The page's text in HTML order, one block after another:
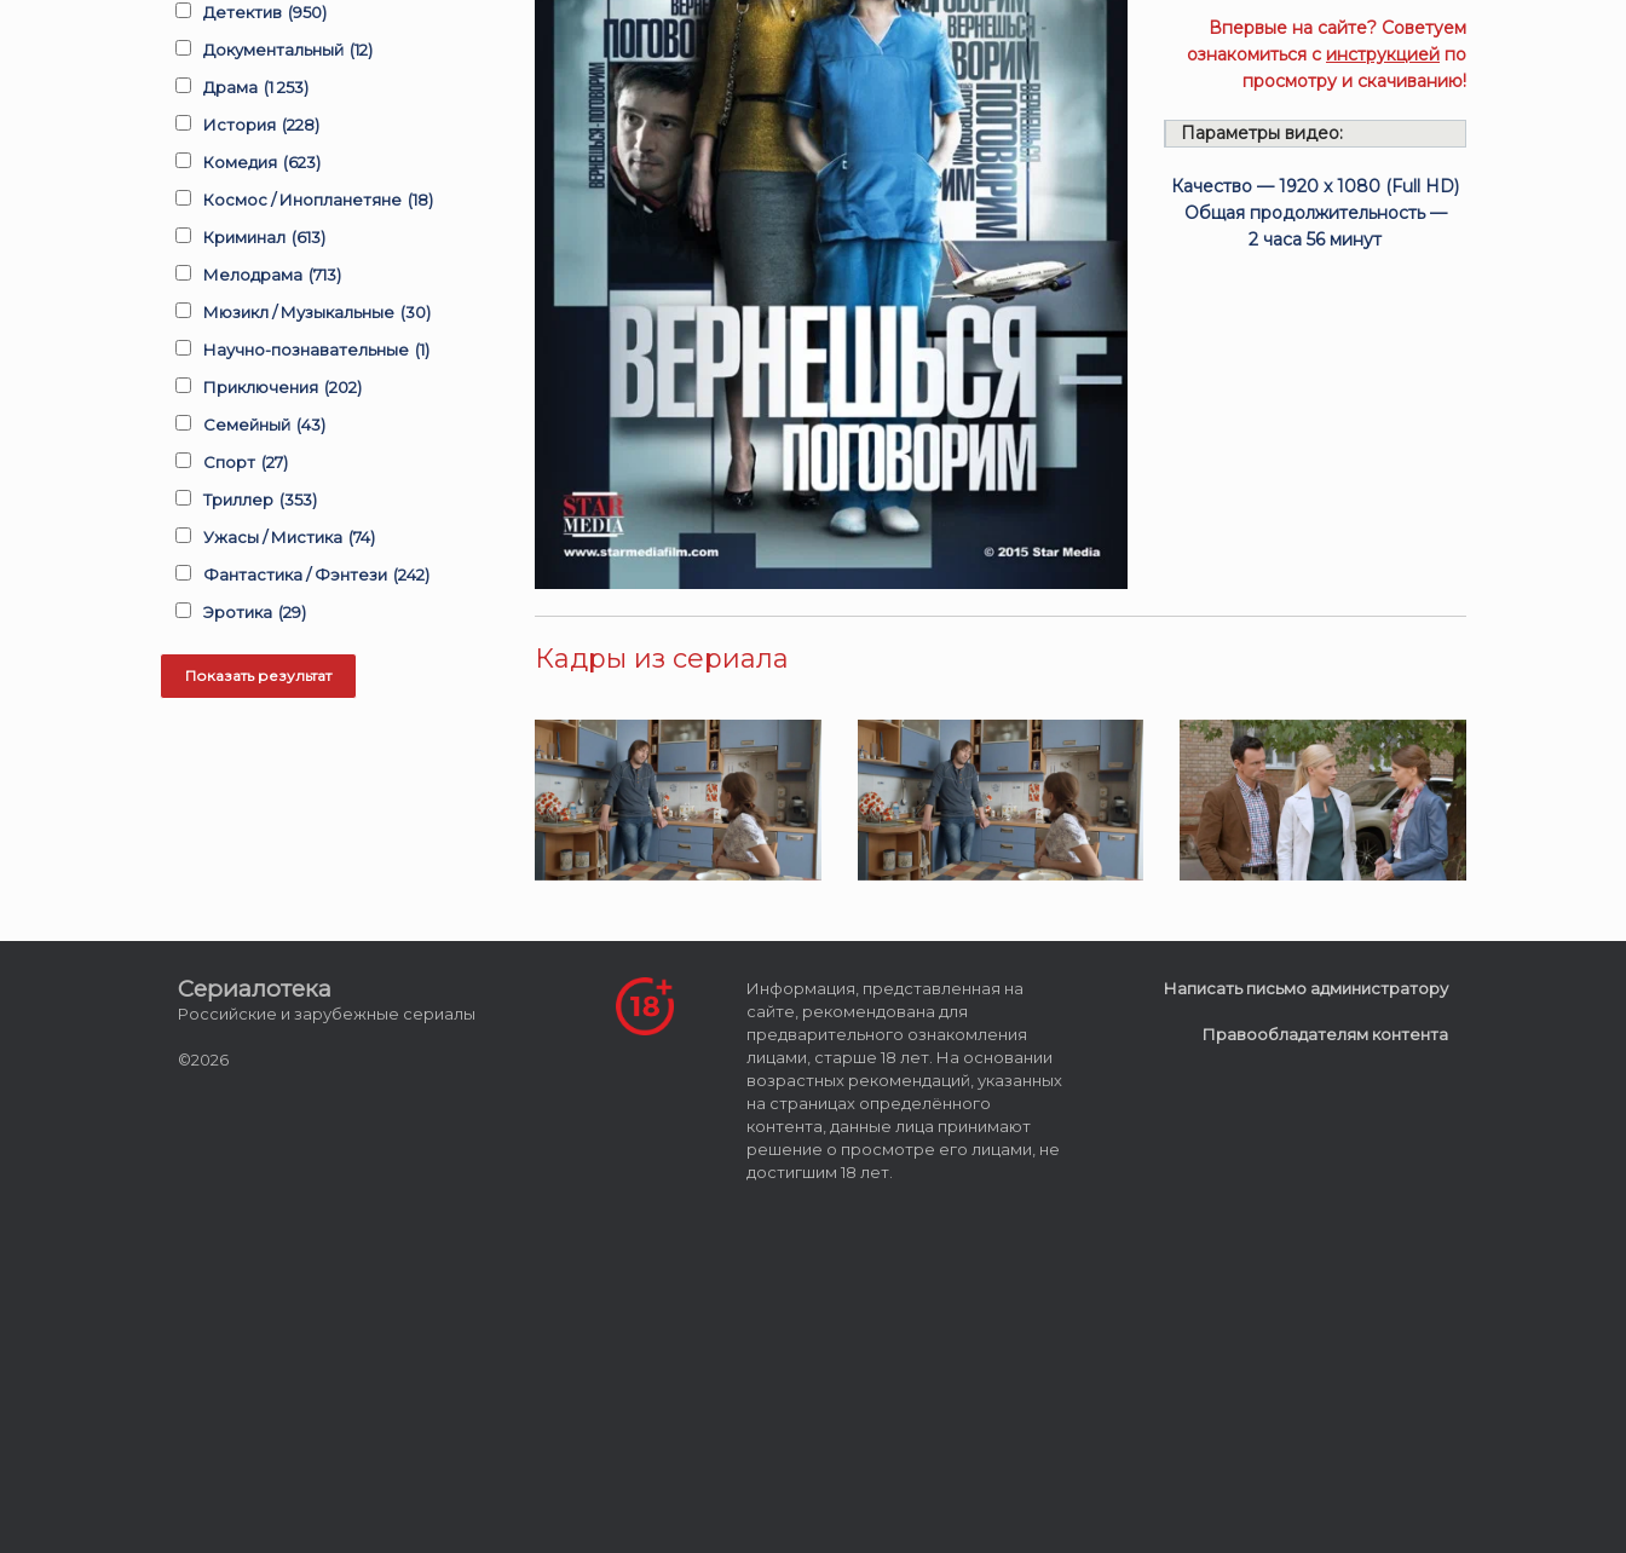
Впервые на сайте? Советуем
ознакомиться с инструкцией по
просмотру и скачиванию!
Параметры видео:
Качество — 1920 x 1080 (Full HD)
Общая продолжительность —
2 часа 56 минут
Кадры из сериала
Детектив (950)
Документальный (12)
Драма (1 253)
История (228)
Комедия (623)
Космос / Инопланетяне (18)
Криминал (613)
Мелодрама (713)
Мюзикл / Музыкальные (30)
Научно-познавательные (1)
Приключения (202)
Семейный (43)
Спорт (27)
Триллер (353)
Ужасы / Мистика (74)
Фантастика / Фэнтези (242)
Эротика (29)
Сериалотека
Российские и зарубежные сериалы
©2026
Информация, представленная на
сайте, рекомендована для
предварительного ознакомления
лицами, старше 18 лет. На основании
возрастных рекомендаций, указанных
на страницах определённого
контента, данные лица принимают
решение о просмотре его лицами, не
достигшим 18 лет.
Написать письмо администратору
Правообладателям контента